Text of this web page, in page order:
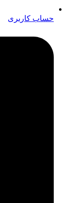
حساب کاربری